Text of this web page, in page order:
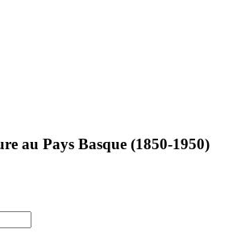
au Pays Basque (1850-1950)